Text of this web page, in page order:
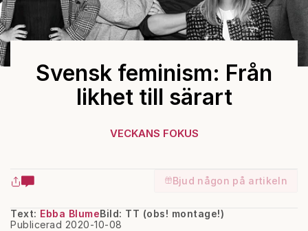
Svensk feminism: Från
likhet till särart
VECKANS FOKUS
Bjud någon på artikeln
Text: Ebba Blume
Publicerad 2020-10-08
Bild: TT (obs! montage!)